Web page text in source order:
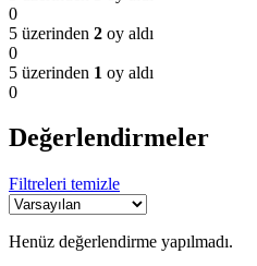
0
5 üzerinden 2 oy aldı
0
5 üzerinden 1 oy aldı
0
Değerlendirmeler
Filtreleri temizle
Henüz değerlendirme yapılmadı.